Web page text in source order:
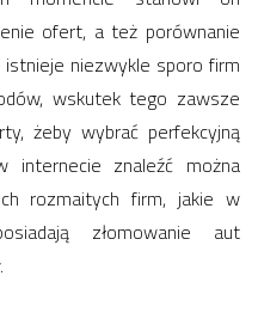
ofert, a też porównanie
niezwykle sporo firm
wskutek tego zawsze
żeby wybrać perfekcyjną
znaleźć można
rozmaitych firm, jakie w
złomowanie aut